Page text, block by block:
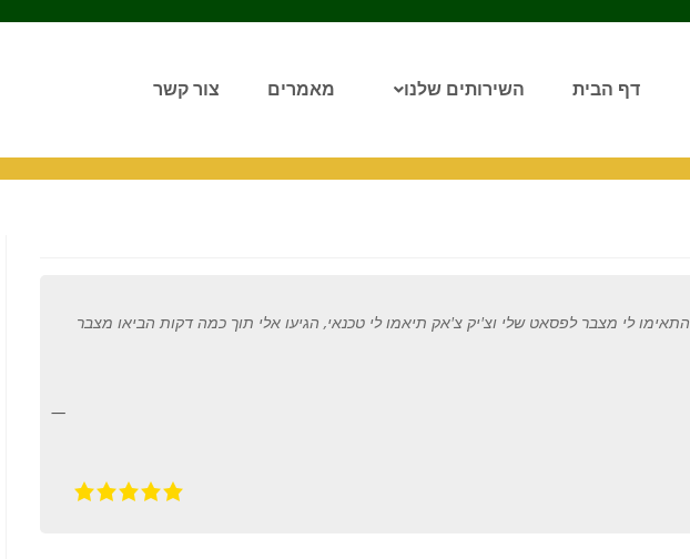
דף הבית השירותים שלנו מאמרים צור קשר
התאימו לי מצבר לפסאט שלי וצ'יק צ'אק תיאמו לי טכנאי, הגיעו אלי תוך כמה דקות הביאו מצבר